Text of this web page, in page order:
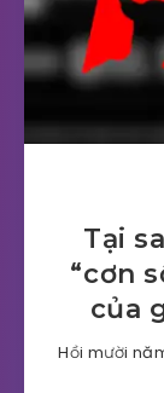
Tại
“cơn
của
Hồi mười